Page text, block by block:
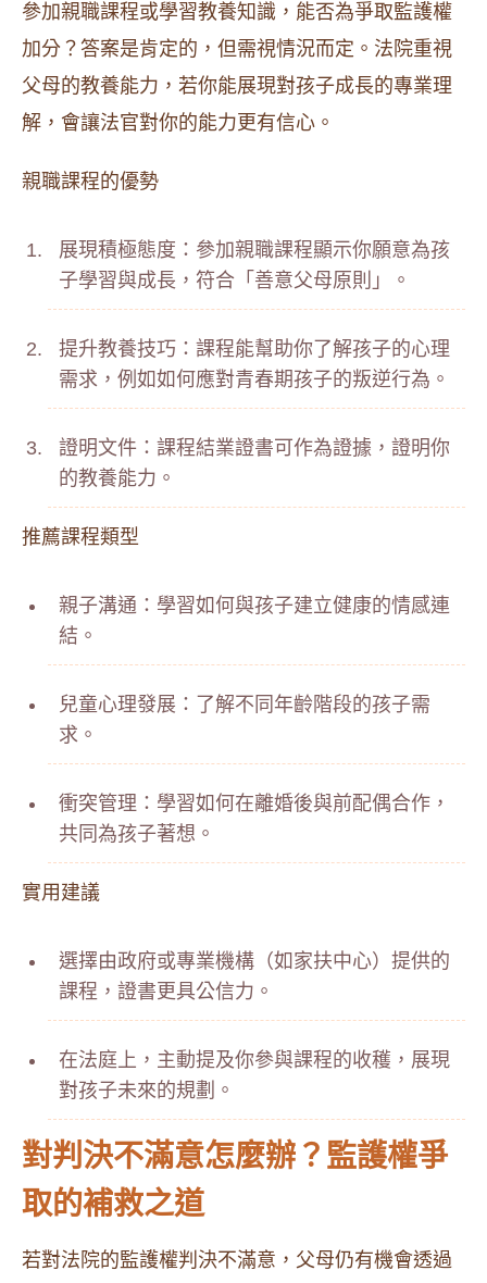
參加親職課程或學習教養知識，能否為爭取監護權
加分？答案是肯定的，但需視情況而定。法院重視
父母的教養能力，若你能展現對孩子成長的專業理
解，會讓法官對你的能力更有信心。
親職課程的優勢
展現積極態度：參加親職課程顯示你願意為孩
子學習與成長，符合「善意父母原則」。
提升教養技巧：課程能幫助你了解孩子的心理
需求，例如如何應對青春期孩子的叛逆行為。
證明文件：課程結業證書可作為證據，證明你
的教養能力。
推薦課程類型
親子溝通：學習如何與孩子建立健康的情感連
結。
兒童心理發展：了解不同年齡階段的孩子需
求。
衝突管理：學習如何在離婚後與前配偶合作，
共同為孩子著想。
實用建議
選擇由政府或專業機構（如家扶中心）提供的
課程，證書更具公信力。
在法庭上，主動提及你參與課程的收穫，展現
對孩子未來的規劃。
對判決不滿意怎麼辦？監護權爭
取的補救之道
若對法院的監護權判決不滿意，父母仍有機會透過